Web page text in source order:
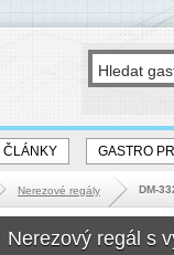
ČLÁNKY GASTRO
Nerezové regály DM-
Nerezový regál s